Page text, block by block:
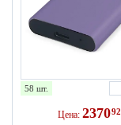
58 шт.
Цена: 237092